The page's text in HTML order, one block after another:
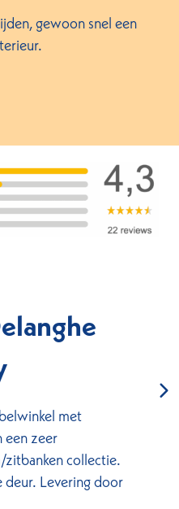
gewoon snel een
met
een zeer
collectie.
deur. Levering door